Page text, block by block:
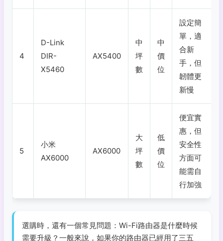
4
D-Link
DIR-
X5460
AX5400
中
坪
數
中
價
位
設定簡
單，適
合新
手，但
韌體更
新慢
5
小米
AX6000
AX6000
大
坪
數
低
價
位
便宜實
惠，但
安全性
方面可
能需自
行加強
選購時，還有一個常見問題：Wi-Fi路由器是什麼時候
需要升級？一般來說，如果你的路由器已經用了三五